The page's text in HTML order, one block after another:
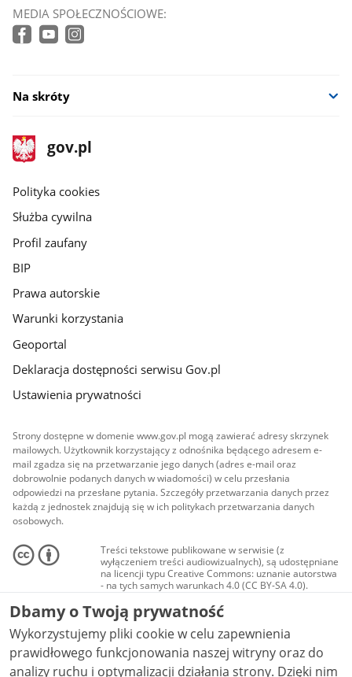
MEDIA SPOŁECZNOŚCIOWE:
Na skróty
stopka
gov.pl
Strona
gov.pl
gov.pl
Polityka cookies
Służba cywilna
Profil zaufany
BIP
Prawa autorskie
Warunki korzystania
Geoportal
Deklaracja dostępności serwisu Gov.pl
Ustawienia prywatności
Strony dostępne w domenie www.gov.pl mogą zawierać adresy skrzynek
mailowych. Użytkownik korzystający z odnośnika będącego adresem e-
mail zgadza się na przetwarzanie jego danych (adres e-mail oraz
dobrowolnie podanych danych w wiadomości) w celu przesłania
odpowiedzi na przesłane pytania. Szczegóły przetwarzania danych przez
każdą z jednostek znajdują się w ich politykach przetwarzania danych
osobowych.
Treści tekstowe publikowane w serwisie (z
wyłączeniem treści audiowizualnych), są udostępniane
na licencji typu Creative Commons: uznanie autorstwa
- na tych samych warunkach 4.0 (CC BY-SA 4.0).
Materiały audiowizualne, w tym zdjęcia, materiały
audio i wideo, są udostępniane na licencji typu
Creative Commons: uznanie autorstwa użycie
niekomercyjne - bez utworów zależnych 4.0 (CC BY-
NC-ND 4.0), o ile nie jest to stwierdzone inaczej.
Dbamy o Twoją prywatność
Wykorzystujemy pliki cookie w celu zapewnienia
prawidłowego funkcjonowania naszej witryny oraz do
analizy ruchu i optymalizacji działania strony. Dzięki nim